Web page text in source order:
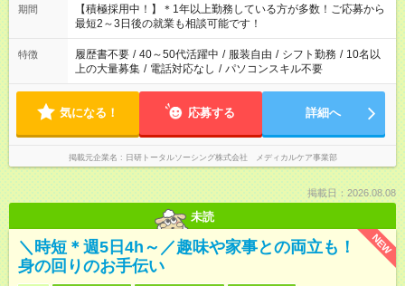
はプライベートの時間にしたい」 など、ご希望を教えてくださ
いね。 ※Wワーク希望の方へ 今ご覧のお仕事で希望する勤務時
間と、もう1つのお仕事の勤務時間。 合計で週40時間を超える
場合は応募できません。
期間
【積極採用中！】＊1年以上勤務している方が多数！ご応募から
最短2～3日後の就業も相談可能です！
特徴 履歴書不要 / 40～50代活躍中 / 服装自由 / シフト勤務 / 10名以
上の大量募集 / 電話対応なし / パソコンスキル不要
気になる！ 応募する 詳細へ
掲載元企業名 日研トータルソーシング株式会社 メディカルケア事業部
掲載日：2026.08.08
未読
NEW
＼時短＊週5日4h～／趣味や家事との両立も！
身の回りのお手伝い